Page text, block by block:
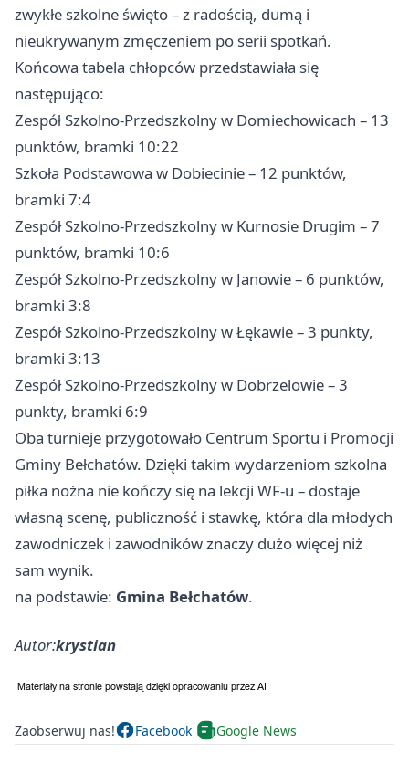
zwykłe szkolne święto – z radością, dumą i
nieukrywanym zmęczeniem po serii spotkań.
Końcowa tabela chłopców przedstawiała się
następująco:
Zespół Szkolno-Przedszkolny w Domiechowicach – 13
punktów, bramki 10:22
Szkoła Podstawowa w Dobiecinie – 12 punktów,
bramki 7:4
Zespół Szkolno-Przedszkolny w Kurnosie Drugim – 7
punktów, bramki 10:6
Zespół Szkolno-Przedszkolny w Janowie – 6 punktów,
bramki 3:8
Zespół Szkolno-Przedszkolny w Łękawie – 3 punkty,
bramki 3:13
Zespół Szkolno-Przedszkolny w Dobrzelowie – 3
punkty, bramki 6:9
Oba turnieje przygotowało Centrum Sportu i Promocji
Gminy Bełchatów. Dzięki takim wydarzeniom szkolna
piłka nożna nie kończy się na lekcji WF-u – dostaje
własną scenę, publiczność i stawkę, która dla młodych
zawodniczek i zawodników znaczy dużo więcej niż
sam wynik.
na podstawie: Gmina Bełchatów.
Autor:krystian
Zaobserwuj nas! Facebook Google News